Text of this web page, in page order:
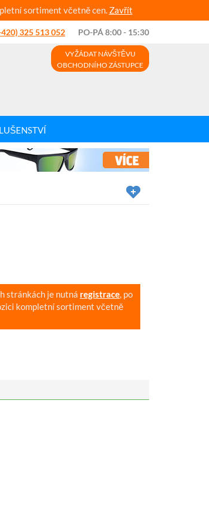
sortiment včetně cen. Zavřít
325 513 052 PO-PÁ 8:00 - 15:30
VYŽÁDAT NÁVŠTĚVU
OBCHODNÍHO ZÁSTUPCE
stránkách je nutná registrace, po
kompletní sortiment včetně